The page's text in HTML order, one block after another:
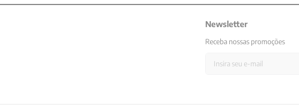
Newsletter
Receba nossas promoções